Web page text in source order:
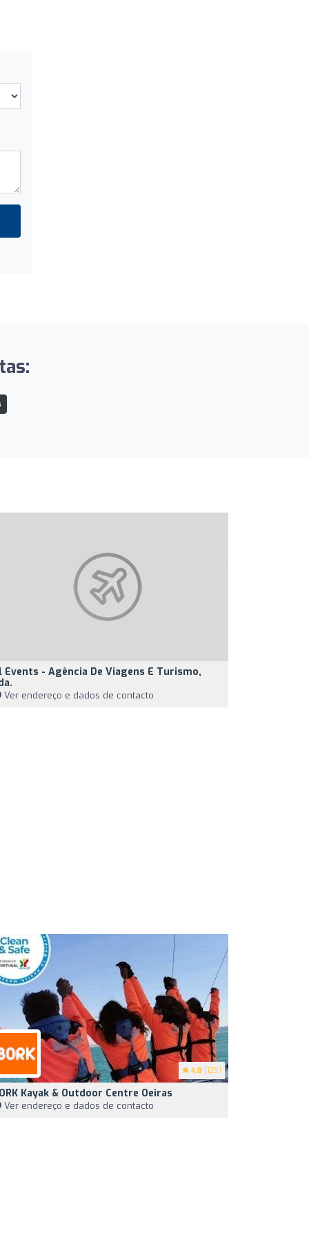
Events - Agência De Viagens E Turismo,
Ver endereço e dados de contacto
4.8 (125)
Kayak & Outdoor Centre Oeiras
Ver endereço e dados de contacto